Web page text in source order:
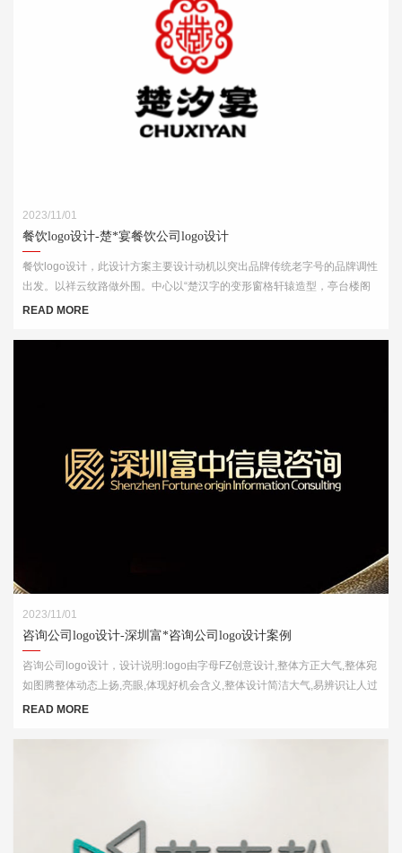
2023/11/01
餐饮logo设计-楚*宴餐饮公司logo设计
餐饮logo设计，此设计方案主要设计动机以突出品牌传统老字号的品牌调性
出发。以祥云纹路做外围。中心以“楚汉字的变形窗格轩辕造型，亭台楼阁
酒肆的视觉印象，链接企业的行业特征
READ MORE
2023/11/01
咨询公司logo设计-深圳富*咨询公司logo设计案例
咨询公司logo设计，设计说明:logo由字母FZ创意设计,整体方正大气,整体宛
如图腾整体动态上扬,亮眼,体现好机会含义,整体设计简洁大气,易辨识让人过
目不忘
READ MORE